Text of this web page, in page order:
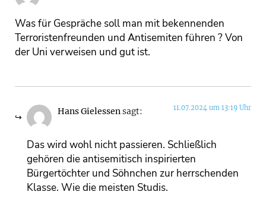
Was für Gespräche soll man mit bekennenden
Terroristenfreunden und Antisemiten führen ? Von
der Uni verweisen und gut ist.
Hans Gielessensagt: 11.07.2024 um 13:19 Uhr
Das wird wohl nicht passieren. Schließlich
gehören die antisemitisch inspirierten
Bürgertöchter und Söhnchen zur herrschenden
Klasse. Wie die meisten Studis.